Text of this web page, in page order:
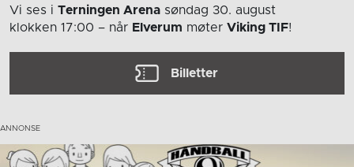
Vi ses i Terningen Arena søndag 30. august
klokken 17:00 – når Elverum møter Viking TIF!
Billetter